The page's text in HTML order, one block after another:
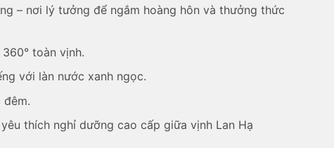
– nơi lý tưởng để ngắm hoàng hôn và thưởng thức
toàn vịnh.
với làn nước xanh ngọc.
đêm.
thích nghỉ dưỡng cao cấp giữa vịnh Lan Hạ